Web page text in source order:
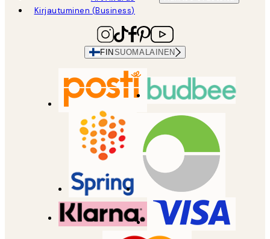
Kirjautuminen (Business)
FIN SUOMALAINEN